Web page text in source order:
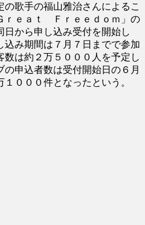
の歌手の福山雅治さんによるこ
ｒｅａｔ Ｆｒｅｅｄｏｍ」の
から申し込み受付を開始し
込み期間は７月７日までで参加
は約２万５０００人を予定し
申込者数は受付開始日の６月
０００件となったという。